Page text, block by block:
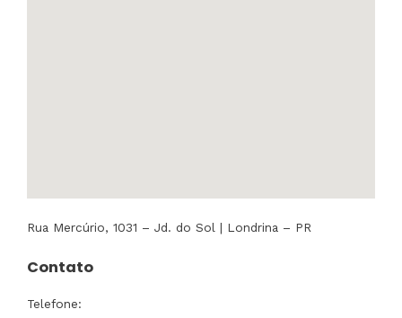
Rua Mercúrio, 1031 – Jd. do Sol | Londrina – PR
Contato
Telefone: